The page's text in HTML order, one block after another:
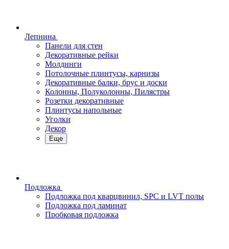
Лепнина
Панели для стен
Декоративные рейки
Молдинги
Потолочные плинтусы, карнизы
Декоративные балки, брус и доски
Колонны, Полуколонны, Пилястры
Розетки декоративные
Плинтусы напольные
Уголки
Декор
Еще
Подложка
Подложка под кварцвинил, SPC и LVT полы
Подложка под ламинат
Пробковая подложка